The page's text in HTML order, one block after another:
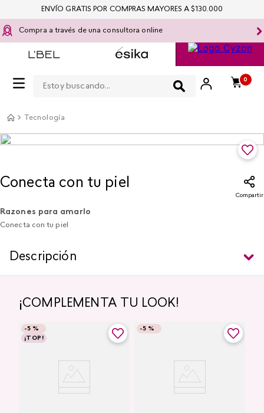
Compra a través de una consultora online
0
ENVÍO GRATIS POR COMPRAS MAYORES A $130.000
Tecnología
Conecta con tu piel
Compartir
Razones para amarlo
Conecta con tu piel
Descripción
¡COMPLEMENTA TU LOOK!
-5 %
¡TOP!
-5 %